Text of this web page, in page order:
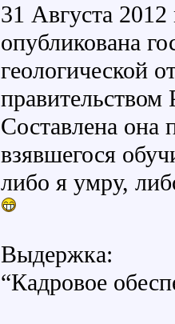
31 Августа
опубликована
геологической
Составлена
взявшегося
либо я умру,
Выдержка:
“Кадровое